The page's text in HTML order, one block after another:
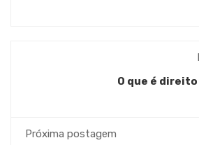
O que é
Próxima postagem